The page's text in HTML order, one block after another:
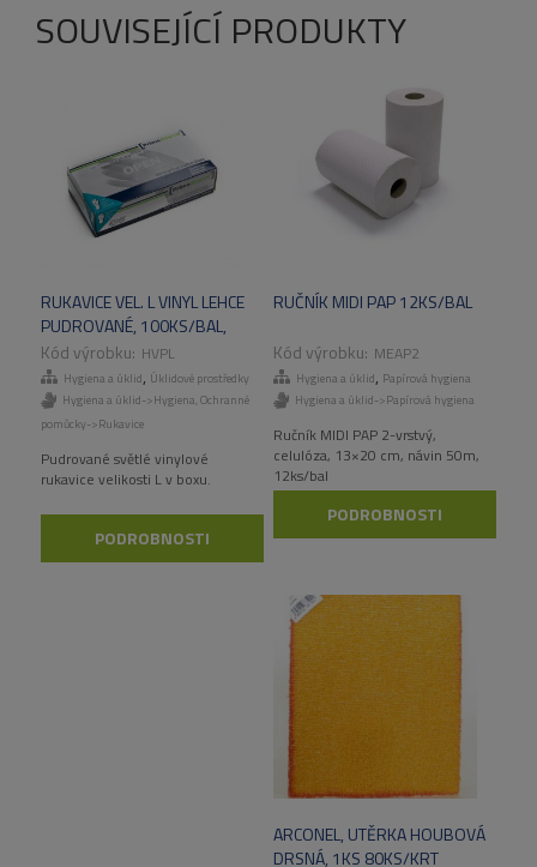
SOUVISEJÍCÍ PRODUKTY
RUKAVICE VEL. L VINYL LEHCE
PUDROVANÉ, 100KS/BAL,
1000KS/KARTHVPL
Hygiena a úklid, Úklidové prostředky
Hygiena a úklid->Hygiena Ochranné
pomůcky->Rukavice
Pudrované světlé vinylové
rukavice velikosti L v boxu.
PODROBNOSTI
RUČNÍK MIDI PAP 12KS/BAL
MEAP2
Hygiena a úklid, Papírová hygiena
Hygiena a úklid->Papírová hygiena
Ručník MIDI PAP 2-vrstvý,
celulóza, 13×20 cm, návin 50m,
12ks/bal
PODROBNOSTI
ARCONEL, UTĚRKA HOUBOVÁ
DRSNÁ, 1KS 80KS/KRT